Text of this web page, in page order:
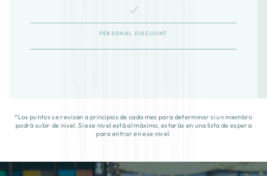
PERSONAL DISCOUNT
*Los puntos se revisan a principios de cada mes para determinar si un miembro
podrá subir de nivel. Si ese nivel está al máximo, estarás en una lista de espera
para entrar en ese nivel.